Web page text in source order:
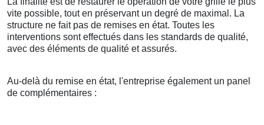
vite possible, tout en préservant un degré de maximal. La
structure ne fait pas de remises en état. Toutes les
interventions sont effectués dans les standards de qualité,
avec des éléments de qualité et assurés.
Au-delà du remise en état, l'entreprise également un panel
de complémentaires :